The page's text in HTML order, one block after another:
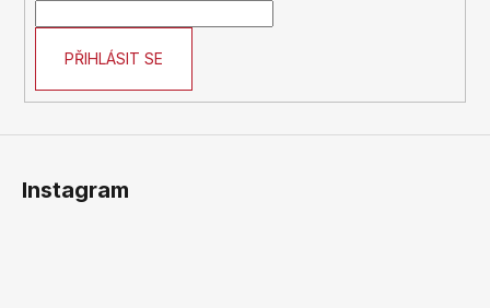
PŘIHLÁSIT SE
Instagram